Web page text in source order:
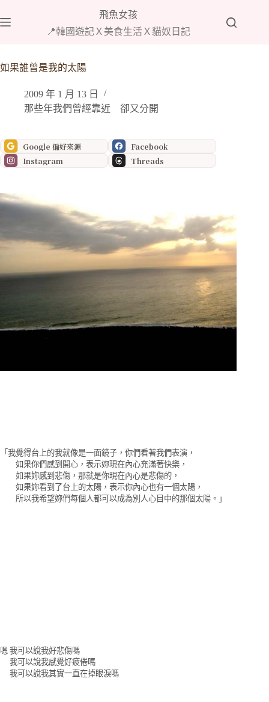
至
內
飛魚女孩
📍韓國遊記Ｘ美食生活Ｘ貓奴日記
如果誰曾是我的太陽
2009 年 1 月 13 日
那些年我們曾經靠近 卻又分開
Google 偏好來源
Facebook
Instagram
Threads
「我覺得台上的我就像是一面鏡子，你們看著我們表演，
如果你們感到開心，表示妳現在內心充滿著快樂，
如果妳感到悲傷，那就是你現在內心是悲傷的，
如果妳看到了台上的太陽，表示你內心也有一個太陽，
所以我希望妳們每個人都可以成為別人心目中的那個太陽。」
嗯 我可以說我好悲傷嗎
我可以說我感覺好疲倦嗎
我可以說我其實一直在掉眼淚嗎